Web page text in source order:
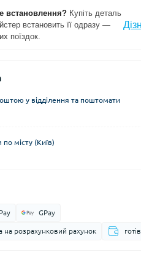
встановлення?Купіть деталь
встановить її одразу —
поїздок.
у відділення та поштомати
по місту (Київ)
GPay
на розрахунковий рахунок